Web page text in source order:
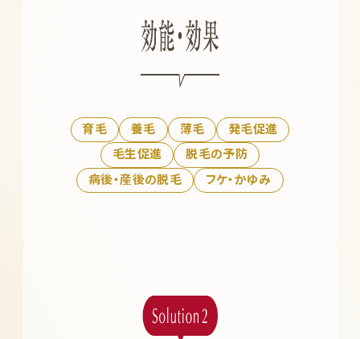
育毛 養毛 薄毛
発毛促進
毛生促進
脱毛の予防
病後・産後の脱毛
フケ・かゆみ